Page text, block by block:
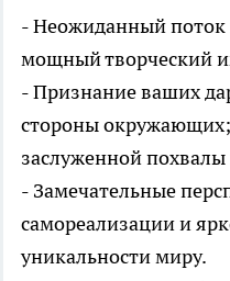
- Неожиданный поток
мощный творческий
- Признание ваших
стороны
заслуженной
- Замечательные
самореализации и
уникальности миру.